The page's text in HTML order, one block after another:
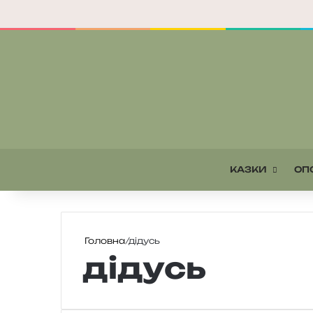
КАЗКИ
Головна/дідусь
дідусь